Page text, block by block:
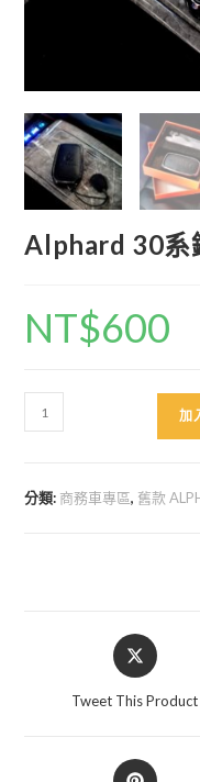
Alphard 30系
NT$600
Alphard
30
鑰
加
分類: 商務車專區, 舊款
Opens
in
a
Tweet This Product
Opens